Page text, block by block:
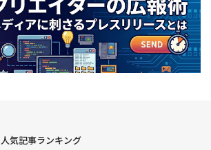
人気記事ランキング